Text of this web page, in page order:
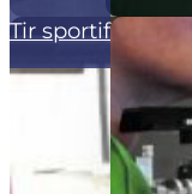
Tir sportif